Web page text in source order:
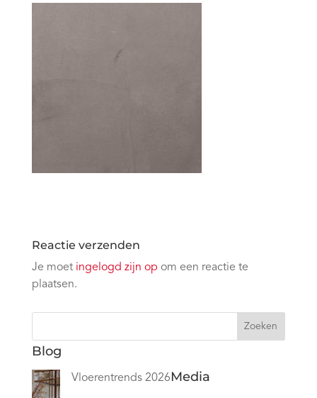
Reactie verzenden
Je moet ingelogd zijn op om een reactie te
plaatsen.
Zoeken
Blog
Vloerentrends 2026Media